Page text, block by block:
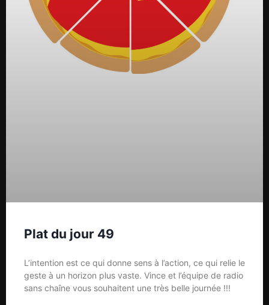
Plat du jour 49
L’intention est ce qui donne sens à l’action, ce qui relie le
geste à un horizon plus vaste. Vince et l’équipe de radio
sans chaîne vous souhaitent une très belle journée !!!